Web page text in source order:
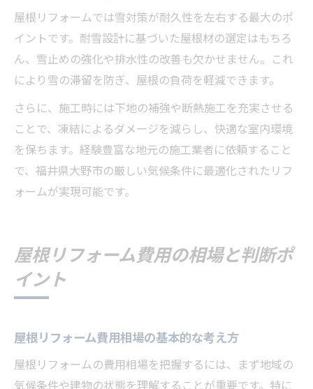
屋根リフォームでは雪対策が耐久性を左右する最大のポ
イントです。耐雪設計に基づいた屋根材の選定はもちろ
ん、雪止めの強化や排水性の改善も欠かせません。これ
により雪の滞留を防ぎ、屋根の負荷を軽減できます。
さらに、施工時には下地の補強や断熱施工を充実させる
ことで、凍結によるダメージを減らし、快適な室内環境
を保ちます。経験豊富な地元の施工業者に依頼すること
で、福井県大野市の厳しい気候条件に最適化されたリフ
ォームが実現可能です。
屋根リフォーム費用の相場と判断ポ
イント
屋根リフォーム費用相場の基本的な考え方
屋根リフォームの費用相場を把握するには、まず地域の
気候条件や建物の状態を理解することが重要です。特に